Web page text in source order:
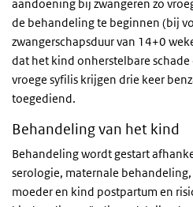
aandoening bij zwangeren zo
de behandeling te beginnen (bij
zwangerschapsduur van 14+0
dat het kind onherstelbare
vroege syfilis krijgen drie keer
toegediend.
Behandeling van het kind
Behandeling wordt gestart
serologie, maternale
moeder en kind postpartum en